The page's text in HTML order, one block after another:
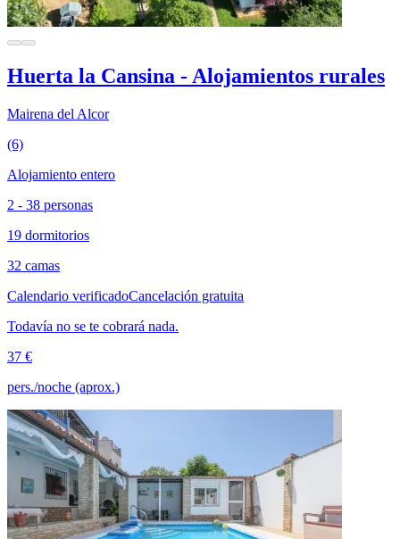
Huerta la Cansina - Alojamientos rurales
Mairena del Alcor
(6)
Alojamiento entero
2 - 38 personas
19 dormitorios
32 camas
Calendario verificadoCancelación gratuita
Todavía no se te cobrará nada.
37 €
pers./noche (aprox.)